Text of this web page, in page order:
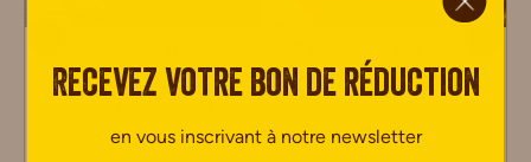
topinambour ricotta
aux olives et éclats de
4 pers
30 min
d’Orange Confits Sans
Gluten
4 pers
5 min
Recevez votre bon de réduction
en vous inscrivant à notre newsletter